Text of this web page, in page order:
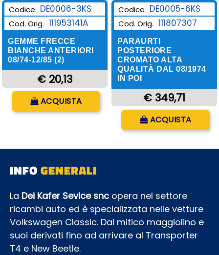
Codice DE0006-3KS
Cod. Orig. 111953141A
GEMME FRECCE
BIANCHE ANTERIORI
08/74-12/85 (2)
€ 20,13
ACQUISTA
Codice DE0005-6KS
Cod. Orig. 111807307
PARAURTI
POSTERIORE
CROMATO ALTA
QUALITÀ DAL 08/1974
IN POI
€ 349,71
ACQUISTA
INFOGENERALI
La Dei Kafer Sevice snc opera nel settore
ricambi auto ed è specializzata nelle vetture
Volkswagen Classic. Dal mitico maggiolino e
suoi derivati fino ad arrivare al Transporter
T4 e New Beetle.